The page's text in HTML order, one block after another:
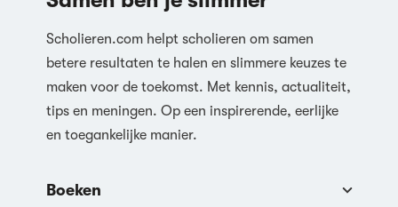
Scholieren.com helpt scholieren om samen
betere resultaten te halen en slimmere keuzes te
maken voor de toekomst. Met kennis, actualiteit,
tips en meningen. Op een inspirerende, eerlijke
en toegankelijke manier.
Boeken